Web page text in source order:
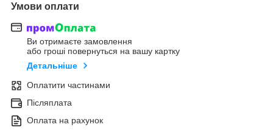
Умови оплати
Ви отримаєте замовлення
або гроші повернуться на вашу картку
Детальніше
Оплатити частинами
Післяплата
Оплата на рахунок